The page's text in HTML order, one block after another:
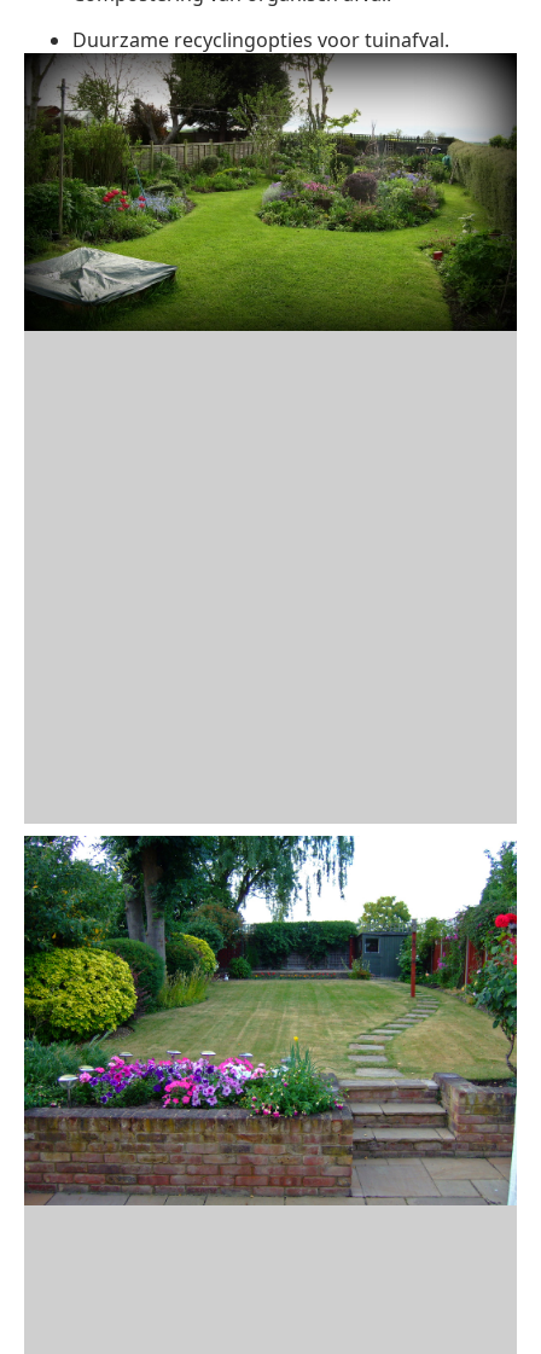
Duurzame recyclingopties voor tuinafval.